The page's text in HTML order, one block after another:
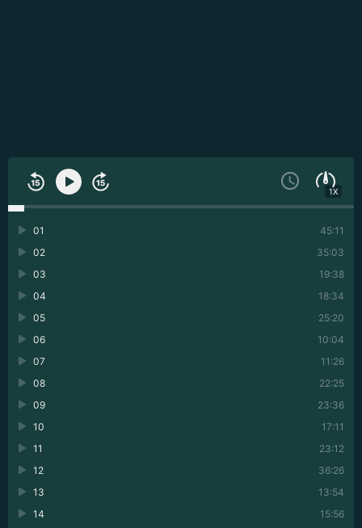
1X
45:11
01
35:03
02
19:38
03
18:34
04
25:20
05
10:04
06
11:26
07
22:25
08
23:36
09
17:11
10
23:12
11
36:26
12
13:54
13
15:56
14